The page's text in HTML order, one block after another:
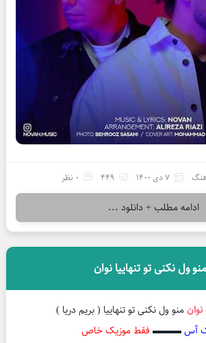
7 دی 1400 449 0 نظر
ادامه مطلب + دانلود ...
ول نکنی تو تنهاییا نوان
نوان منو ول نکنی تو تنهاییا ( بریم دریا )
آس▬▬▬ فقط موزیک خاص